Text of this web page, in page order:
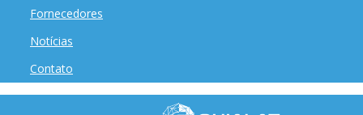
Fornecedores
Notícias
Contato